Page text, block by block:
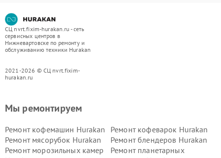
СЦ nvrt.fixim-hurakan.ru - сеть
сервисных центров в
Нижневартовске по ремонту и
обслуживанию техники Hurakan
2021-2026 © СЦ nvrt.fixim-
hurakan.ru
Мы ремонтируем
Ремонт кофемашин Hurakan
Ремонт кофеварок Hurakan
Ремонт мясорубок Hurakan
Ремонт блендеров Hurakan
Ремонт морозильных камер
Ремонт планетарных